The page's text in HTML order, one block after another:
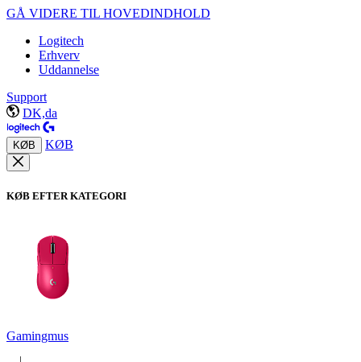
GÅ VIDERE TIL HOVEDINDHOLD
Logitech
Erhverv
Uddannelse
Support
DK,da
KØB KØB
KØB EFTER KATEGORI
Gamingmus